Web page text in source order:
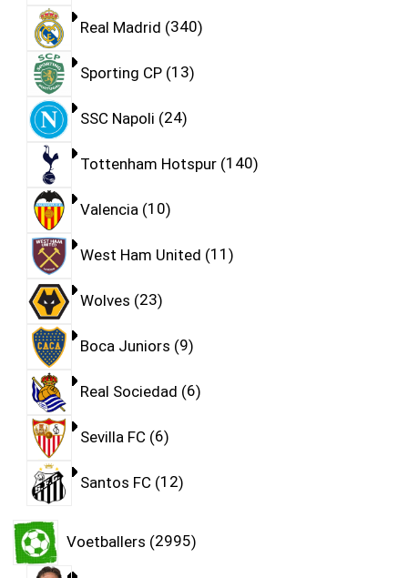
Real Madrid 340
Sporting CP 13
SSC Napoli 24
Tottenham Hotspur 140
Valencia 10
West Ham United 11
Wolves 23
Boca Juniors 9
Real Sociedad 6
Sevilla FC 6
Santos FC 12
Voetballers 2995